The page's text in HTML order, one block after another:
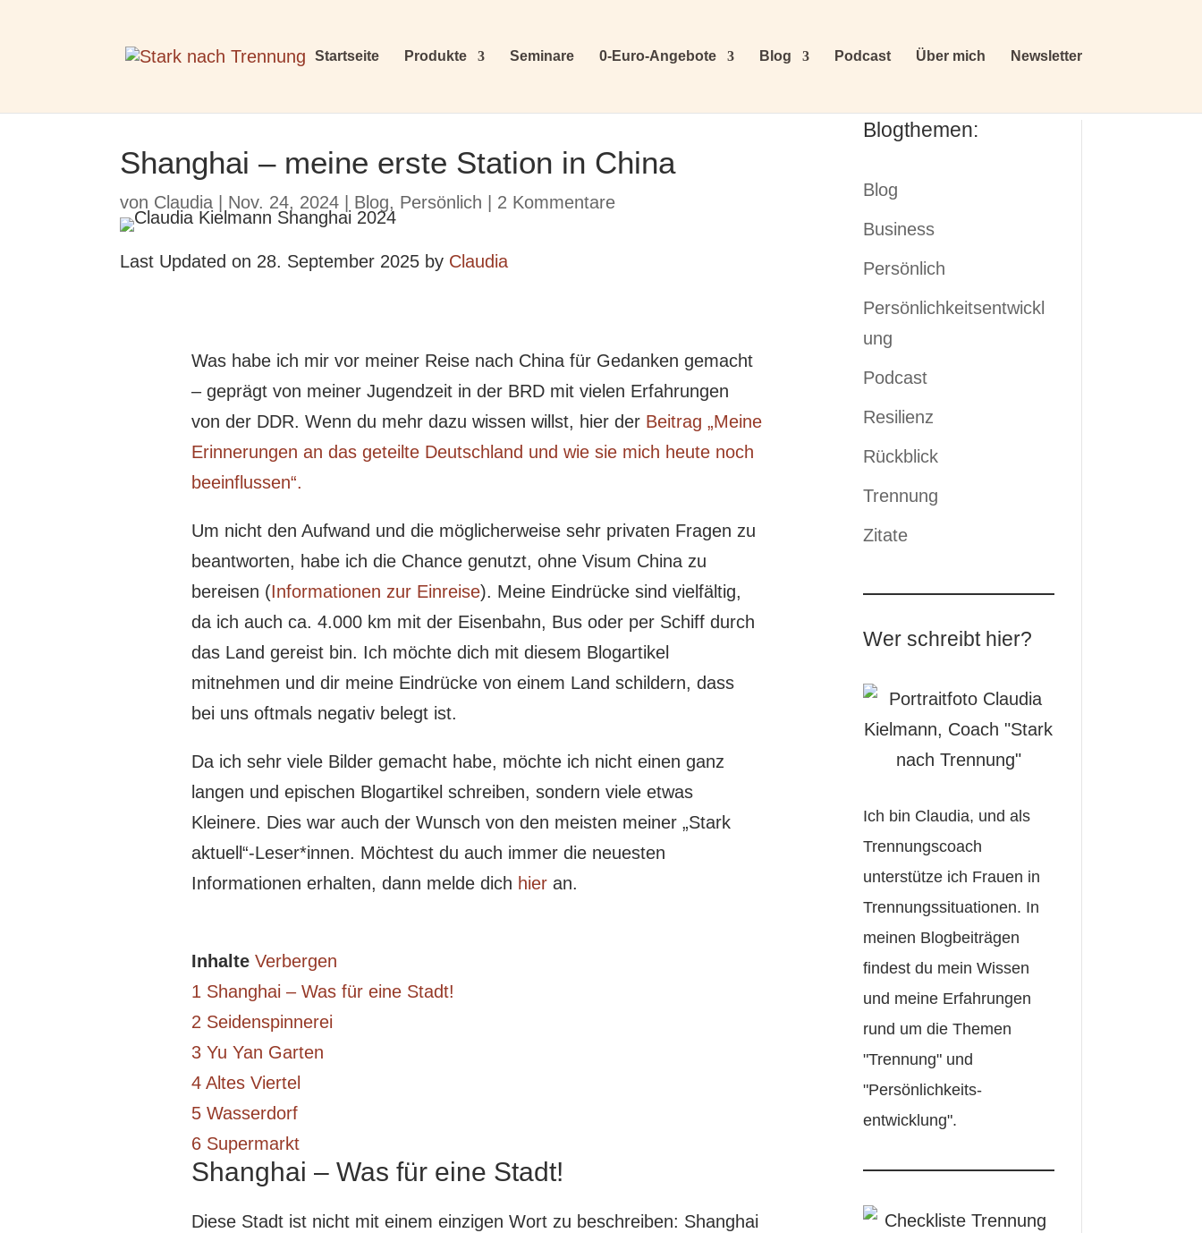
Startseite Produkte Seminare 0-Euro-Angebote Blog Podcast Über mich Newsletter
Shanghai – meine erste Station in China
von Claudia | Nov. 24, 2024 | Blog, Persönlich | 2 Kommentare
Last Updated on 28. September 2025 by Claudia
Was habe ich mir vor meiner Reise nach China für Gedanken gemacht
– geprägt von meiner Jugendzeit in der BRD mit vielen Erfahrungen
von der DDR. Wenn du mehr dazu wissen willst, hier der Beitrag „Meine
Erinnerungen an das geteilte Deutschland und wie sie mich heute noch
beeinflussen“.
Um nicht den Aufwand und die möglicherweise sehr privaten Fragen zu
beantworten, habe ich die Chance genutzt, ohne Visum China zu
bereisen (Informationen zur Einreise). Meine Eindrücke sind vielfältig,
da ich auch ca. 4.000 km mit der Eisenbahn, Bus oder per Schiff durch
das Land gereist bin. Ich möchte dich mit diesem Blogartikel
mitnehmen und dir meine Eindrücke von einem Land schildern, dass
bei uns oftmals negativ belegt ist.
Da ich sehr viele Bilder gemacht habe, möchte ich nicht einen ganz
langen und epischen Blogartikel schreiben, sondern viele etwas
Kleinere. Dies war auch der Wunsch von den meisten meiner „Stark
aktuell“-Leser*innen. Möchtest du auch immer die neuesten
Informationen erhalten, dann melde dich hier an.
Inhalte Verbergen
1 Shanghai – Was für eine Stadt!
2 Seidenspinnerei
3 Yu Yan Garten
4 Altes Viertel
5 Wasserdorf
6 Supermarkt
Shanghai – Was für eine Stadt!
Diese Stadt ist nicht mit einem einzigen Wort zu beschreiben: Shanghai
Blogthemen:
Blog
Business
Persönlich
Persönlichkeitsentwickl
ung
Podcast
Resilienz
Rückblick
Trennung
Zitate
Wer schreibt hier?
Ich bin Claudia, und als
Trennungscoach
unterstütze ich Frauen in
Trennungssituationen. In
meinen Blogbeiträgen
findest du mein Wissen
und meine Erfahrungen
rund um die Themen
"Trennung" und
"Persönlichkeits-
entwicklung".